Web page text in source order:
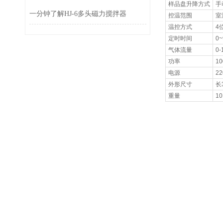
样品盘升降方式
手
控温范围
温控方式
4
定时时间
气体流量
0-
功率
电源
外形尺寸
长
重量
一分钟了解HJ-6多头磁力搅拌器